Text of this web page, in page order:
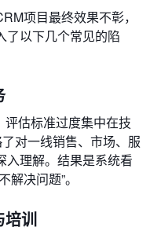
项目最终效果不彰，
了以下几个常见的陷
评估标准过度集中在技
对一线销售、市场、服
入理解。结果是系统看
决问题”。
培训